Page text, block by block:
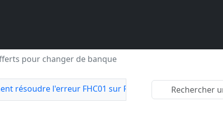
pour changer de banque
résoudre l'erreur FHC01 sur Forza Horizon 6 ?par